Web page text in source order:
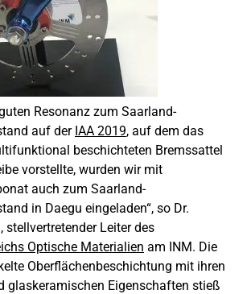
Resonanz zum Saarland-
auf der IAA 2019, auf dem das
beschichteten Bremssattel
vorstellte, wurden wir mit
auch zum Saarland-
in Daegu eingeladen“, so Dr.
stellvertretender Leiter des
Optische Materialien am INM. Die
Oberflächenbeschichtung mit ihren
glaskeramischen Eigenschaften stieß